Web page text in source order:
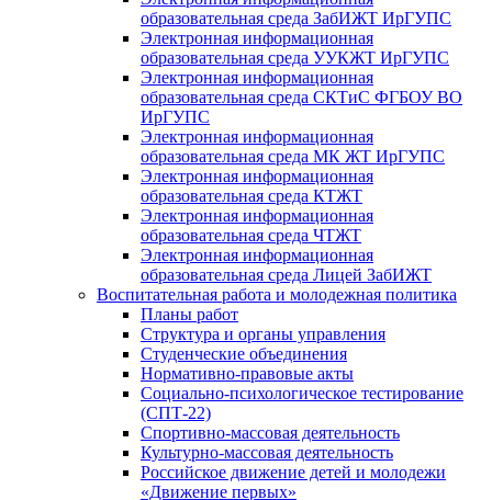
образовательная среда ЗабИЖТ ИрГУПС
Электронная информационная
образовательная среда УУКЖТ ИрГУПС
Электронная информационная
образовательная среда СКТиС ФГБОУ ВО
ИрГУПС
Электронная информационная
образовательная среда МК ЖТ ИрГУПС
Электронная информационная
образовательная среда КТЖТ
Электронная информационная
образовательная среда ЧТЖТ
Электронная информационная
образовательная среда Лицей ЗабИЖТ
Воспитательная работа и молодежная политика
Планы работ
Структура и органы управления
Студенческие объединения
Нормативно-правовые акты
Социально-психологическое тестирование
(СПТ-22)
Спортивно-массовая деятельность
Культурно-массовая деятельность
Российское движение детей и молодежи
«Движение первых»